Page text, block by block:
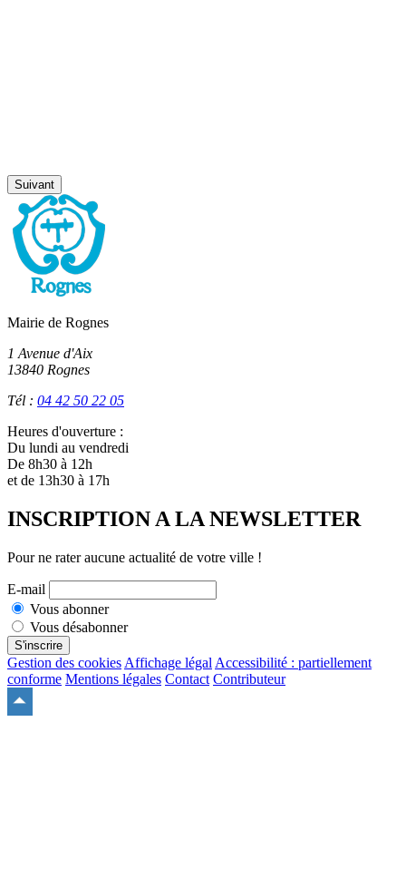
Suivant
Mairie de Rognes
1 Avenue d'Aix
13840 Rognes
Tél : 04 42 50 22 05
Heures d'ouverture :
Du lundi au vendredi
De 8h30 à 12h
et de 13h30 à 17h
INSCRIPTION A LA NEWSLETTER
Pour ne rater aucune actualité de votre ville !
E-mail
Vous abonner
Vous désabonner
S'inscrire
Gestion des cookies Affichage légal Accessibilité : partiellement
conforme Mentions légales Contact Contributeur